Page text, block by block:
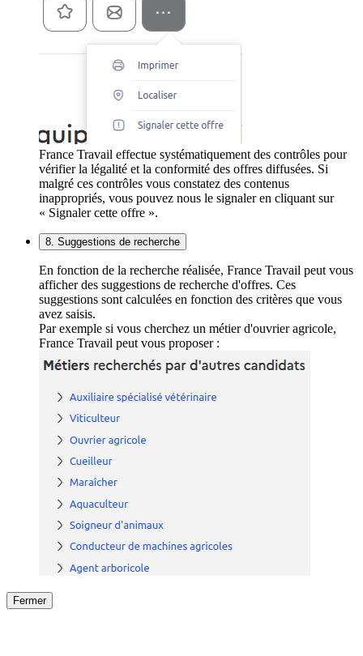
France Travail effectue systématiquement des contrôles pour
vérifier la légalité et la conformité des offres diffusées. Si
malgré ces contrôles vous constatez des contenus
inappropriés, vous pouvez nous le signaler en cliquant sur
« Signaler cette offre ».
8. Suggestions de recherche
En fonction de la recherche réalisée, France Travail peut vous
afficher des suggestions de recherche d'offres. Ces
suggestions sont calculées en fonction des critères que vous
avez saisis.
Par exemple si vous cherchez un métier d'ouvrier agricole,
France Travail peut vous proposer :
Fermer